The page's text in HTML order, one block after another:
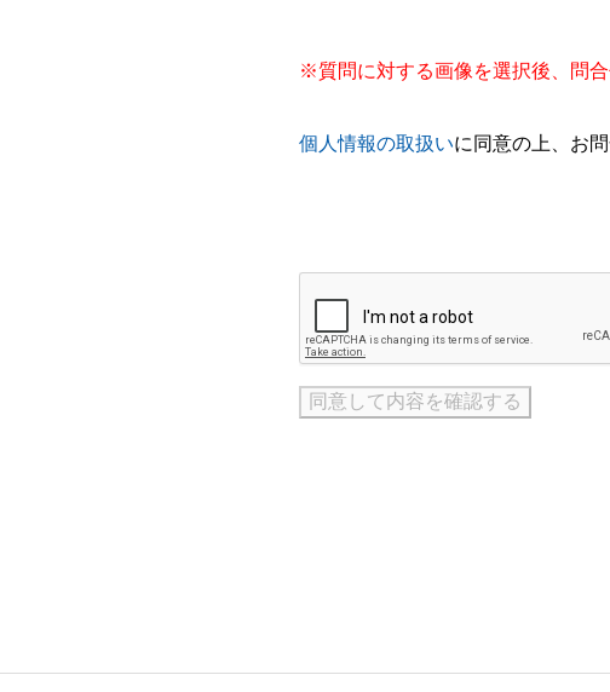
※質問に対する画像を選択後、問合
個人情報の取扱いに同意の上、お